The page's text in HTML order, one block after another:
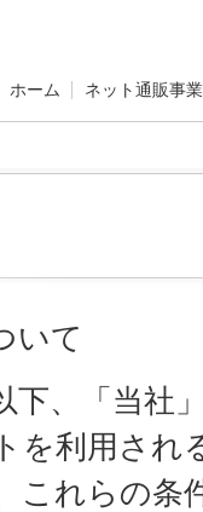
ホーム ネット通販事
いて
下、「当社
を利用され
これらの条